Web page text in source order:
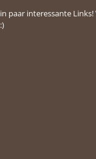
paar interessante Links!